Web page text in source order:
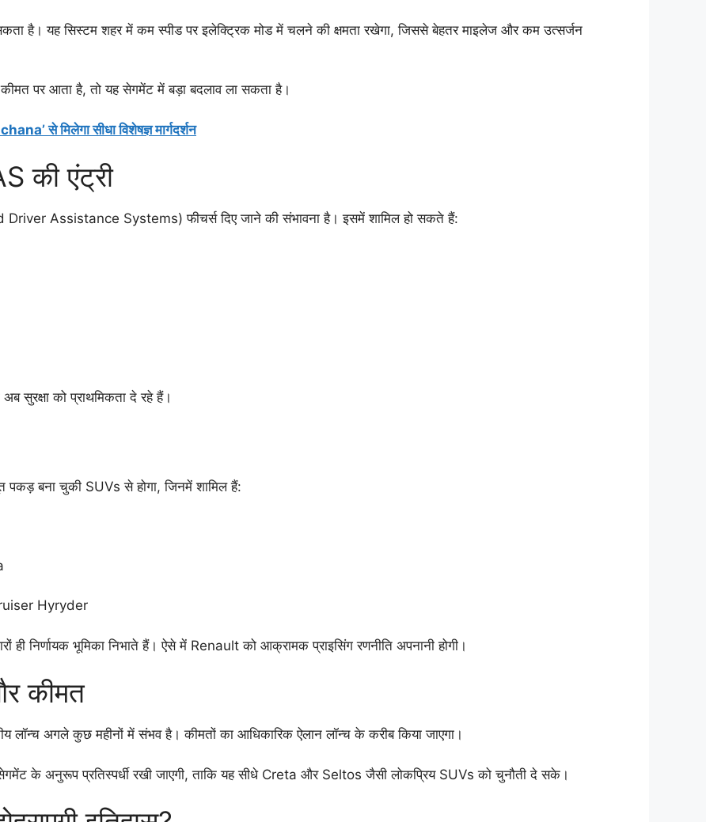
सकता है। यह सिस्टम शहर में कम स्पीड पर इलेक्ट्रिक मोड में चलने की क्षमता रखेगा, जिससे बेहतर माइलेज और कम उत्सर्जन
कीमत पर आता है, तो यह सेगमेंट में बड़ा बदलाव ला सकता है।
से मिलेगा सीधा विशेषज्ञ मार्गदर्शन
की एंट्री
Assistance Systems) फीचर्स दिए जाने की संभावना है। इसमें शामिल हो सकते हैं:
सुरक्षा को प्राथमिकता दे रहे हैं।
पकड़ बना चुकी SUVs से होगा, जिनमें शामिल हैं:
Hyryder
निर्णायक भूमिका निभाते हैं। ऐसे में Renault को आक्रामक प्राइसिंग रणनीति अपनानी होगी।
कीमत
लॉन्च अगले कुछ महीनों में संभव है। कीमतों का आधिकारिक ऐलान लॉन्च के करीब किया जाएगा।
के अनुरूप प्रतिस्पर्धी रखी जाएगी, ताकि यह सीधे Creta और Seltos जैसी लोकप्रिय SUVs को चुनौती दे सके।